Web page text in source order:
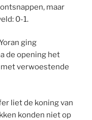
maar
0-1.
ging
de opening het
verwoestende
liet de koning van
konden niet op